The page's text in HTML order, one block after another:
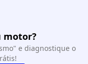
motor?
e diagnostique o